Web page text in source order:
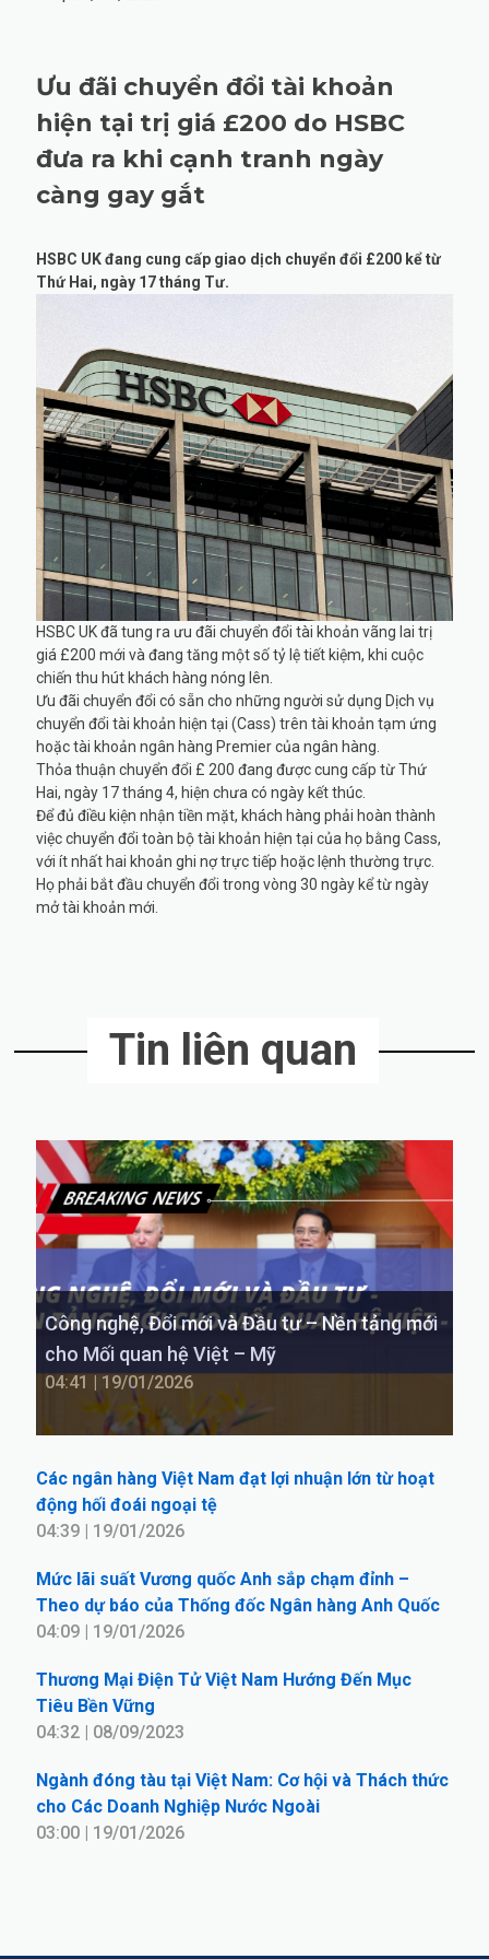
Ưu đãi chuyển đổi tài khoản
hiện tại trị giá £200 do HSBC
đưa ra khi cạnh tranh ngày
càng gay gắt
HSBC UK đang cung cấp giao dịch chuyển đổi £200 kể từ
Thứ Hai, ngày 17 tháng Tư.
HSBC UK đã tung ra ưu đãi chuyển đổi tài khoản vãng lai trị
giá £200 mới và đang tăng một số tỷ lệ tiết kiệm, khi cuộc
chiến thu hút khách hàng nóng lên.
Ưu đãi chuyển đổi có sẵn cho những người sử dụng Dịch vụ
chuyển đổi tài khoản hiện tại (Cass) trên tài khoản tạm ứng
hoặc tài khoản ngân hàng Premier của ngân hàng.
Thỏa thuận chuyển đổi £ 200 đang được cung cấp từ Thứ
Hai, ngày 17 tháng 4, hiện chưa có ngày kết thúc.
Để đủ điều kiện nhận tiền mặt, khách hàng phải hoàn thành
việc chuyển đổi toàn bộ tài khoản hiện tại của họ bằng Cass,
với ít nhất hai khoản ghi nợ trực tiếp hoặc lệnh thường trực.
Họ phải bắt đầu chuyển đổi trong vòng 30 ngày kể từ ngày
mở tài khoản mới.
Tin liên quan
Công nghệ, Đổi mới và Đầu tư – Nền tảng mới
cho Mối quan hệ Việt – Mỹ
04:41 | 19/01/2026
Các ngân hàng Việt Nam đạt lợi nhuận lớn từ hoạt
động hối đoái ngoại tệ
04:39 | 19/01/2026
Mức lãi suất Vương quốc Anh sắp chạm đỉnh –
Theo dự báo của Thống đốc Ngân hàng Anh Quốc
04:09 | 19/01/2026
Thương Mại Điện Tử Việt Nam Hướng Đến Mục
Tiêu Bền Vững
04:32 | 08/09/2023
Ngành đóng tàu tại Việt Nam: Cơ hội và Thách thức
cho Các Doanh Nghiệp Nước Ngoài
03:00 | 19/01/2026